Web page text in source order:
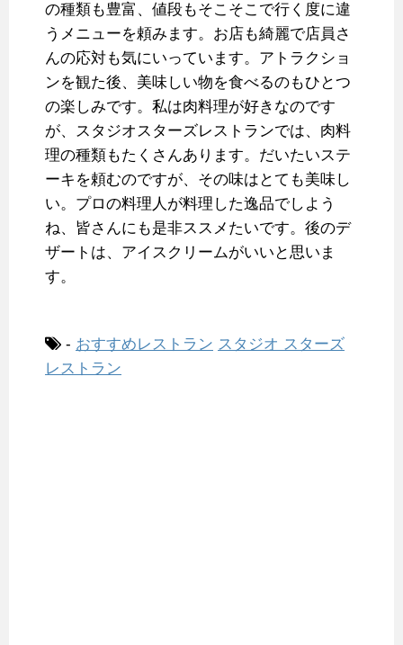
の種類も豊富、値段もそこそこで行く度に違
うメニューを頼みます。お店も綺麗で店員さ
んの応対も気にいっています。アトラクショ
ンを観た後、美味しい物を食べるのもひとつ
の楽しみです。私は肉料理が好きなのです
が、スタジオスターズレストランでは、肉料
理の種類もたくさんあります。だいたいステ
ーキを頼むのですが、その味はとても美味し
い。プロの料理人が料理した逸品でしよう
ね、皆さんにも是非ススメたいです。後のデ
ザートは、アイスクリームがいいと思いま
す。
- おすすめレストラン スタジオ スターズ
レストラン